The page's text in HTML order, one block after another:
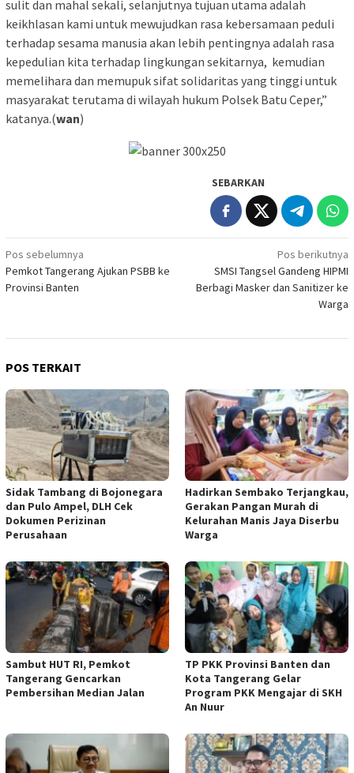
sulit dan mahal sekali, selanjutnya tujuan utama adalah
keikhlasan kami untuk mewujudkan rasa kebersamaan peduli
terhadap sesama manusia akan lebih pentingnya adalah rasa
kepedulian kita terhadap lingkungan sekitarnya, kemudian
memelihara dan memupuk sifat solidaritas yang tinggi untuk
masyarakat terutama di wilayah hukum Polsek Batu Ceper,”
katanya.(wan)
SEBARKAN
Navigasi
pos
Pos sebelumnya
Pemkot Tangerang Ajukan PSBB ke
Provinsi Banten
Pos berikutnya
SMSI Tangsel Gandeng HIPMI
Berbagi Masker dan Sanitizer ke
Warga
POS TERKAIT
Sidak Tambang di Bojonegara
dan Pulo Ampel, DLH Cek
Dokumen Perizinan
Perusahaan
Hadirkan Sembako Terjangkau,
Gerakan Pangan Murah di
Kelurahan Manis Jaya Diserbu
Warga
Sambut HUT RI, Pemkot
Tangerang Gencarkan
Pembersihan Median Jalan
TP PKK Provinsi Banten dan
Kota Tangerang Gelar
Program PKK Mengajar di SKH
An Nuur